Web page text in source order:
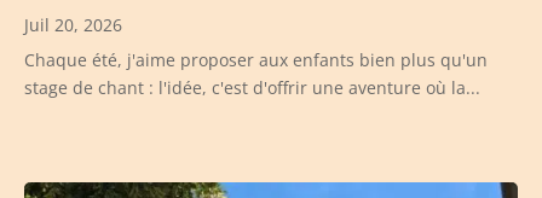
Juil 20, 2026
Chaque été, j'aime proposer aux enfants bien plus qu'un
stage de chant : l'idée, c'est d'offrir une aventure où la...